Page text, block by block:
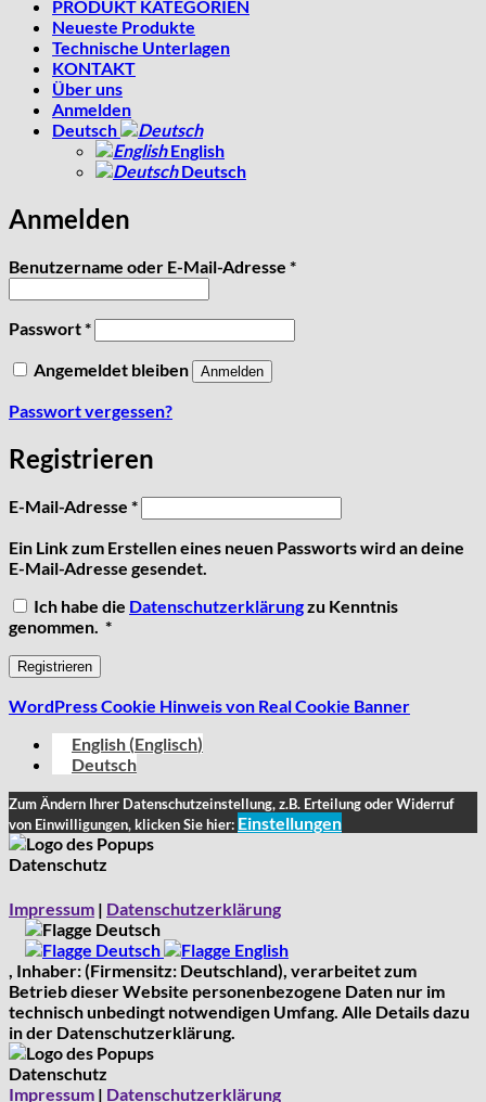
PRODUKT KATEGORIEN
Neueste Produkte
Technische Unterlagen
KONTAKT
Über uns
Anmelden
Deutsch
English
Deutsch
Anmelden
Benutzername oder E-Mail-Adresse *Erforderlich
Passwort*Erforderlich
Angemeldet bleiben Anmelden
Passwort vergessen?
Registrieren
E-Mail-Adresse *Erforderlich
Ein Link zum Erstellen eines neuen Passworts wird an deine
E-Mail-Adresse gesendet.
Ich habe die Datenschutzerklärungzu Kenntnis
genommen. *Erforderlich
Registrieren
WordPress Cookie Hinweis von Real Cookie Banner
English(Englisch)
Deutsch
Zum Ändern Ihrer Datenschutzeinstellung, z.B. Erteilung oder Widerruf
von Einwilligungen, klicken Sie hier: Einstellungen
Datenschutz
Impressum | Datenschutzerklärung
Deutsch
Deutsch
English
, Inhaber: (Firmensitz: Deutschland), verarbeitet zum
Betrieb dieser Website personenbezogene Daten nur im
technisch unbedingt notwendigen Umfang. Alle Details dazu
in der Datenschutzerklärung.
Datenschutz
Impressum | Datenschutzerklärung